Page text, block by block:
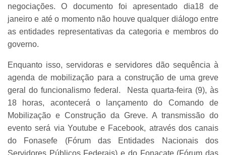
negociações. O documento foi apresentado dia18 de
janeiro e até o momento não houve qualquer diálogo entre
as entidades representativas da categoria e membros do
governo.
Enquanto isso, servidoras e servidores dão sequência à
agenda de mobilização para a construção de uma greve
geral do funcionalismo federal. Nesta quarta-feira (9), às
18 horas, acontecerá o lançamento do Comando de
Mobilização e Construção da Greve. A transmissão do
evento será via Youtube e Facebook, através dos canais
do Fonasefe (Fórum das Entidades Nacionais dos